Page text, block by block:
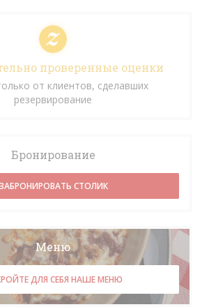
проверенные оценки
от клиентов, сделавших
резервирование
Бронирование
СТОЛИК
Меню
ДЛЯ СЕБЯ НАШЕ МЕНЮ